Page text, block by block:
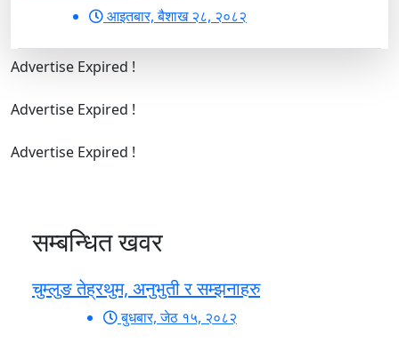
आइतबार, बैशाख २८, २०८२
Advertise Expired !
Advertise Expired !
Advertise Expired !
सम्बन्धित खवर
चुम्लुङ तेह्रथुम, अनुभुती र सम्झनाहरु
बुधबार, जेठ १५, २०८२